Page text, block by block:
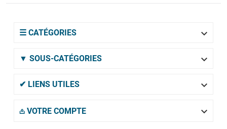
☰ CATÉGORIES 
▼ SOUS-CATÉGORIES 
✔ LIENS UTILES 
𖡌 VOTRE COMPTE 